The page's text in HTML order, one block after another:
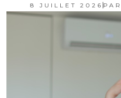
8 JUILLET 2026 PAR